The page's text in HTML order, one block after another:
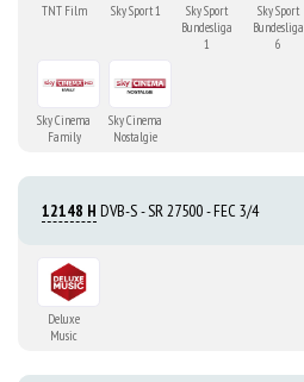
TNT Film Sky Sport 1
Sky Sport
Bundesliga
1
Sky Sport
Bundesliga
6
Sky Cinema
Family
Sky Cinema
Nostalgie
12148 H DVB-S - SR 27500 - FEC 3/4
Deluxe
Music